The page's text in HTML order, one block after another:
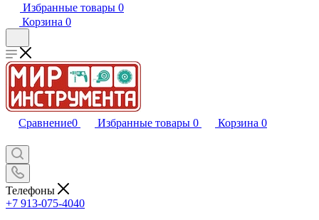
Избранные товары 0
Корзина 0
Сравнение0 Избранные товары 0 Корзина 0
Телефоны
+7 913-075-4040